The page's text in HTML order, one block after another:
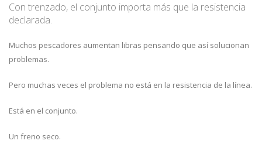
Con trenzado, el conjunto importa más que la resistencia
declarada.
Muchos pescadores aumentan libras pensando que así solucionan
problemas.
Pero muchas veces el problema no está en la resistencia de la línea.
Está en el conjunto.
Un freno seco.